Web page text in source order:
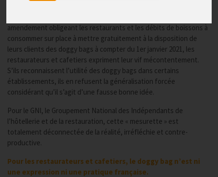
amendement obligeant les restaurants et les débits de boissons à
consommer sur place à mettre gratuitement à la disposition de
leurs clients des doggy bags à compter du 1er janvier 2021, les
restaurateurs et cafetiers expriment leur vif mécontentement.
S’ils reconnaissent l’utilité des doggy bags dans certains
établissements, ils en refusent la généralisation forcée
considérant qu’il s’agit d’une fausse bonne idée.
Pour le GNI, le Groupement National des Indépendants de
l’hôtellerie et de la restauration, cette « mesurette » est
totalement déconnectée de la réalité, irréfléchie et contre-
productive.
Pour les restaurateurs et cafetiers, le doggy bag n’est ni
une expression ni une pratique française.